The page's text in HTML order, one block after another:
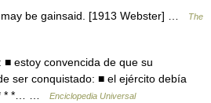
be gainsaid. [1913 Webster] …
The
estoy convencida de que su
ser conquistado: ■ el ejército debía
* * *… …
Enciclopedia Universal